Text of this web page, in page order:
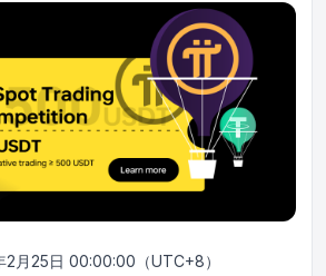
2月25日 00:00:00（UTC+8）
オンラインカスタマーサービス
Support Center